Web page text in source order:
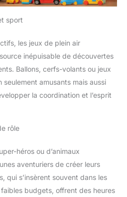
machine à bracelets,
midi pluvieux ou une fête
avant comme idée cadeau
6, 7, 8, 9, 10, 11 ou 12 ans,
sans promettre un résultat
instantané: le plaisir vient
suivre les étapes et porter
sport
les jeux de plein air
inépuisable de découvertes
Ballons, cerfs-volants ou jeux
seulement amusants mais aussi
la coordination et l’esprit
rôle
héros ou d’animaux
aventuriers de créer leurs
qui s’insèrent souvent dans les
budgets, offrent des heures